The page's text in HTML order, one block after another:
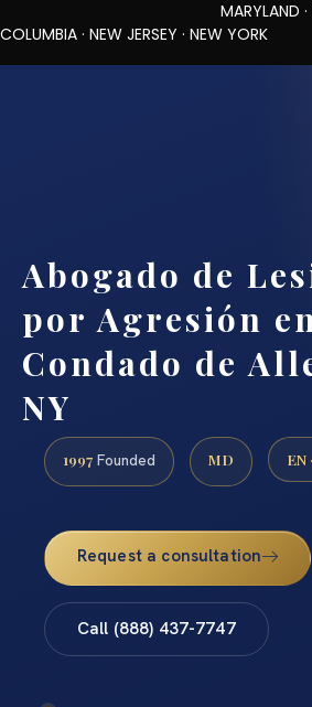
MARYLAND · VIRGINIA
COLUMBIA · NEW JERSEY · NEW YORK
Abogado de
por Agresión
Condado de
NY
1997 Founded MD EN
Request a consultation
Call (888) 437-7747